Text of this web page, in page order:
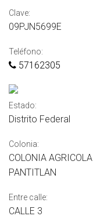
Clave:
09PJN5699E
Teléfono:
57162305
Estado:
Distrito Federal
Colonia:
COLONIA AGRICOLA
PANTITLAN
Entre calle:
CALLE 3